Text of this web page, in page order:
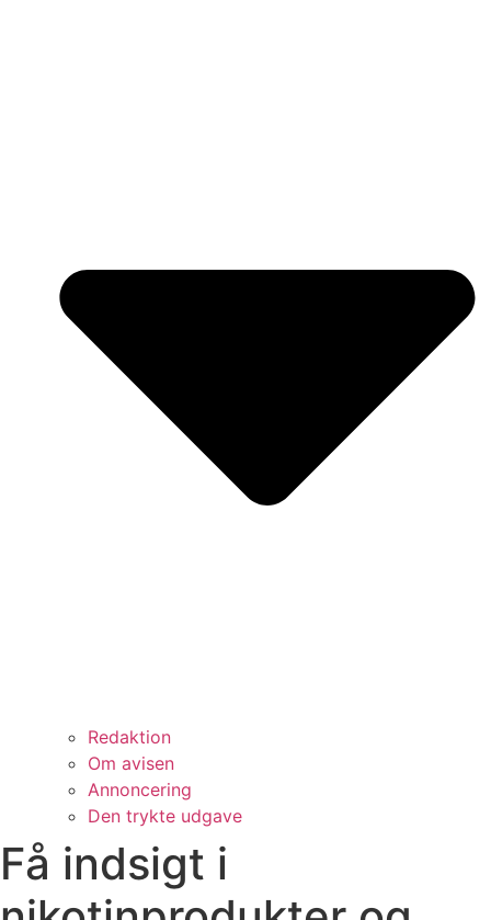
Redaktion
Om avisen
Annoncering
Den trykte udgave
Få indsigt i